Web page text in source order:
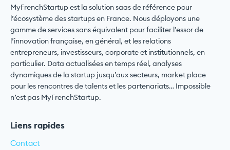
MyFrenchStartup est la solution saas de référence pour
l’écosystème des startups en France. Nous déployons une
gamme de services sans équivalent pour faciliter l’essor de
l’innovation française, en général, et les relations
entrepreneurs, investisseurs, corporate et institutionnels, en
particulier. Data actualisées en temps réel, analyses
dynamiques de la startup jusqu’aux secteurs, market place
pour les rencontres de talents et les partenariats… Impossible
n’est pas MyFrenchStartup.
Liens rapides
Contact